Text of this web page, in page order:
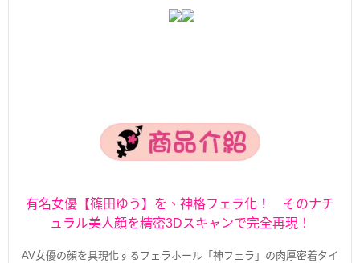
有名女優【篠田ゆう】を、神格フェラ化！ そのナチ
ュラル美人顔を精密3Dスキャンで完全再現！
AV女優の顔を具現化するフェラホール「神フェラ」の肉厚密着タイ